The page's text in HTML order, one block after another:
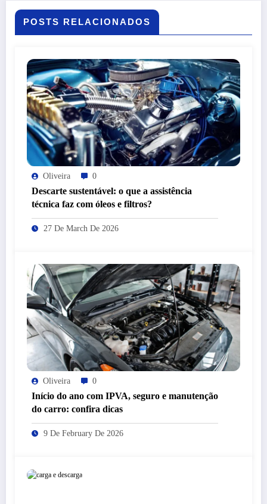
POSTS RELACIONADOS
Oliveira 0
Descarte sustentável: o que a assistência
técnica faz com óleos e filtros?
27 De March De 2026
Oliveira 0
Início do ano com IPVA, seguro e manutenção
do carro: confira dicas
9 De February De 2026